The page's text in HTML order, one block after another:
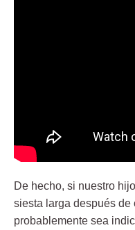
De hecho, si nuestro
siesta larga después
probablemente sea